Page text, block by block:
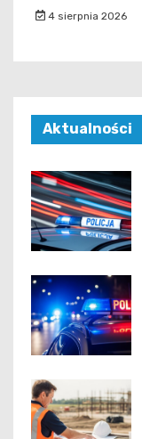
4 sierpnia 2026
Aktualności